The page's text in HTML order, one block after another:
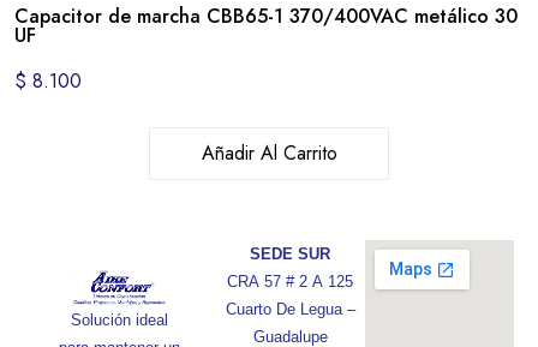
Capacitor de marcha CBB65-1 370/400VAC metálico 30
UF
$ 8.100
Añadir Al Carrito
Solución ideal
SEDE SUR
CRA 57 # 2 A 125
Cuarto De Legua –
Guadalupe